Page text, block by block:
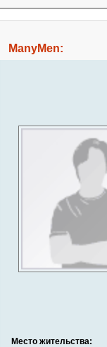
ManyMen:
Место жительства: